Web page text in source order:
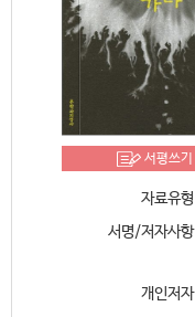
서평쓰기
자료유형
서명/저자사항
개인저자